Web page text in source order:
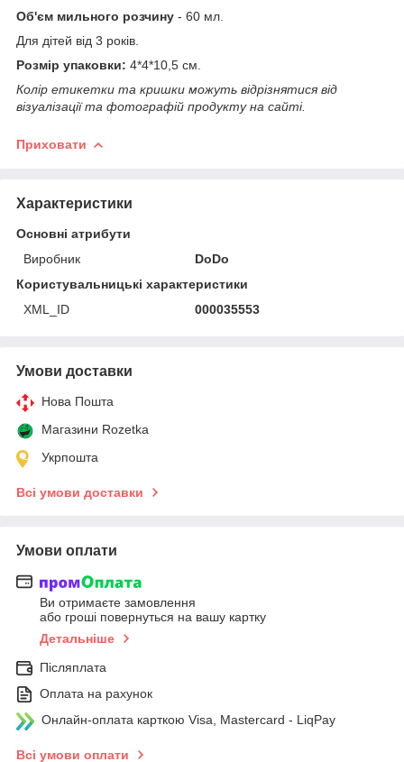
Об'єм мильного розчину - 60 мл.
Для дітей від 3 років.
Розмір упаковки: 4*4*10,5 см.
Колір етикетки та кришки можуть відрізнятися від
візуалізації та фотографій продукту на сайті.
Приховати
Характеристики
Основні атрибути
Виробник
DoDo
Користувальницькі характеристики
XML_ID
000035553
Умови доставки
Нова Пошта
Магазини Rozetka
Укрпошта
Всі умови доставки
Умови оплати
Ви отримаєте замовлення
або гроші повернуться на вашу картку
Детальніше
Післяплата
Оплата на рахунок
Онлайн-оплата карткою Visa, Mastercard - LiqPay
Всі умови оплати